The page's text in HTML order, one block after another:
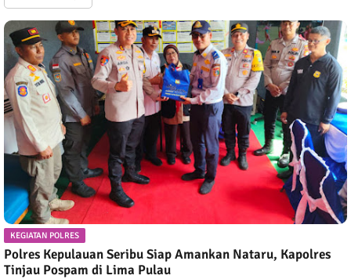
KEGIATAN POLRES
Polres Kepulauan Seribu Siap Amankan Nataru, Kapolres
Tinjau Pospam di Lima Pulau